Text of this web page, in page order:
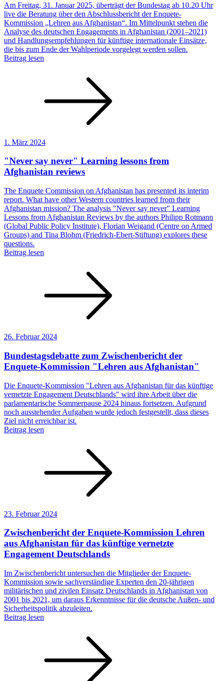
Am Freitag, 31. Januar 2025, überträgt der Bundestag ab 10.20 Uhr
live die Beratung über den Abschlussbericht der Enquete-
Kommission „Lehren aus Afghanistan“. Im Mittelpunkt stehen die
Analyse des deutschen Engagements in Afghanistan (2001–2021)
und Handlungsempfehlungen für künftige internationale Einsätze,
die bis zum Ende der Wahlperiode vorgelegt werden sollen.
Beitrag lesen
1. März 2024
"Never say never" Learning lessons from
Afghanistan reviews
The Enquete Commission on Afghanistan has presented its interim
report. What have other Western countries learned from their
Afghanistan mission? The analysis "Never say never" Learning
Lessons from Afghanistan Reviews by the authors Philipp Rotmann
(Global Public Policy Institute), Florian Weigand (Centre on Armed
Groups) and Tina Blohm (Friedrich-Ebert-Stiftung) explores these
questions.
Beitrag lesen
26. Februar 2024
Bundestagsdebatte zum Zwischenbericht der
Enquete-Kommission "Lehren aus Afghanistan"
Die Enquete-Kommission "Lehren aus Afghanistan für das künftige
vernetzte Engagement Deutschlands" wird ihre Arbeit über die
parlamentarische Sommerpause 2024 hinaus fortsetzen. Aufgrund
noch ausstehender Aufgaben wurde jedoch festgestellt, dass dieses
Ziel nicht erreichbar ist.
Beitrag lesen
23. Februar 2024
Zwischenbericht der Enquete-Kommission Lehren
aus Afghanistan für das künftige vernetzte
Engagement Deutschlands
Im Zwischenbericht untersuchen die Mitglieder der Enquete-
Kommission sowie sachverständige Experten den 20-jährigen
militärischen und zivilen Einsatz Deutschlands in Afghanistan von
2001 bis 2021, um daraus Erkenntnisse für die deutsche Außen- und
Sicherheitspolitik abzuleiten.
Beitrag lesen